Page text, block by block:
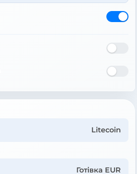
Litecoin
Готівка EUR